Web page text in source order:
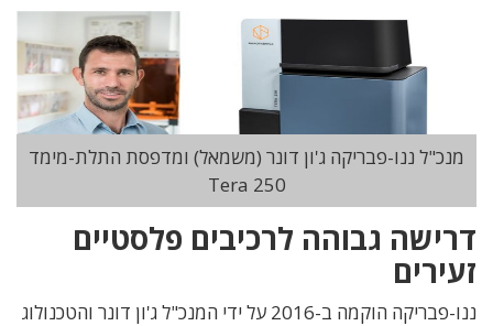
מנכ"ל ננו-פבריקה ג'ון דונר (משמאל) ומדפסת התלת-מימד
Tera 250
דרישה גבוהה לרכיבים פלסטיים
זעירים
ננו-פבריקה הוקמה ב-2016 על ידי המנכ"ל ג'ון דונר והטכנולוג